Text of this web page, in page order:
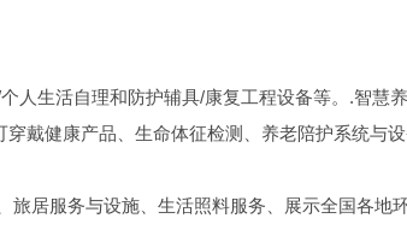
人生活自理和防护辅具/康复工程设备等。.智慧
戴健康产品、生命体征检测、养老陪护系统与
旅居服务与设施、生活照料服务、展示全国各地